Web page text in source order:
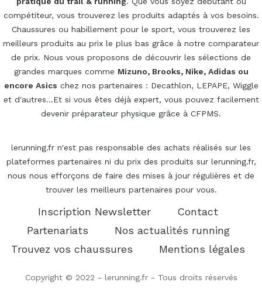
compétiteur, vous trouverez les produits adaptés à vos besoins.
Chaussures ou habillement pour le sport, vous trouverez les
meilleurs produits au prix le plus bas grâce à notre comparateur
de prix. Nous vous proposons de découvrir les sélections de
grandes marques comme Mizuno, Brooks, Nike, Adidas ou
encore Asics chez nos partenaires : Decathlon, LEPAPE, Wiggle
et d'autres...Et si vous êtes déjà expert, vous pouvez facilement
devenir préparateur physique grâce à CFPMS.
lerunning.fr n'est pas responsable des achats réalisés sur les
plateformes partenaires ni du prix des produits sur lerunning.fr,
nous nous efforçons de faire des mises à jour régulières et de
trouver les meilleurs partenaires pour vous.
Inscription Newsletter
Contact
Partenariats
Nos actualités running
Trouvez vos chaussures
Mentions légales
Copyright © 2022 - lerunning.fr - Tous droits réservés